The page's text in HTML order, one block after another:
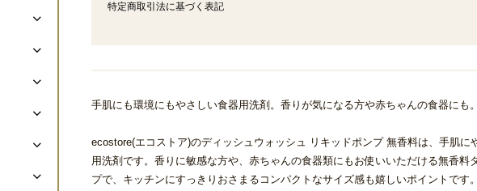
特定商取引法に基づく表記
手肌にも環境にもやさしい食器用洗剤。香りが気になる方や赤ちゃんの食器にも
ecostore(エコストア)のディッシュウォッシュ リキッドポンプ 無香料は、手肌
用洗剤です。香りに敏感な方や、赤ちゃんの食器類にもお使いいただける無香
プで、キッチンにすっきりおさまるコンパクトなサイズ感も嬉しいポイントで